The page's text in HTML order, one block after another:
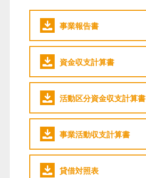
事業報告書
資金収支計算書
活動区分資金収支計算書
事業活動収支計算書
貸借対照表